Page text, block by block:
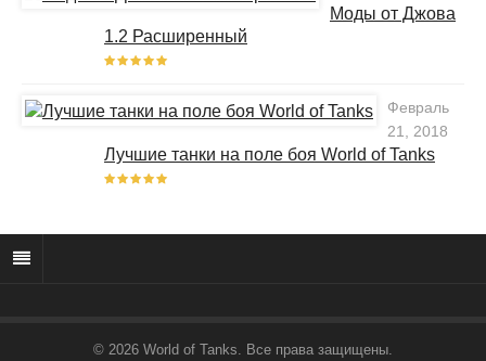
Моды от Джова
1.2 Расширенный
Февраль
21, 2018
Лучшие танки на поле боя World of Tanks
© 2026 World of Tanks. Все права защищены.